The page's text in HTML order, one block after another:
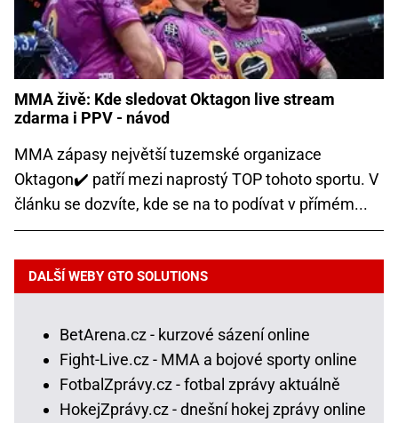
MMA živě: Kde sledovat Oktagon live stream
zdarma i PPV - návod
MMA zápasy největší tuzemské organizace
Oktagon✔️ patří mezi naprostý TOP tohoto sportu. V
článku se dozvíte, kde se na to podívat v přímém...
DALŠÍ WEBY GTO SOLUTIONS
BetArena.cz - kurzové sázení online
Fight-Live.cz - MMA a bojové sporty online
FotbalZprávy.cz - fotbal zprávy aktuálně
HokejZprávy.cz - dnešní hokej zprávy online